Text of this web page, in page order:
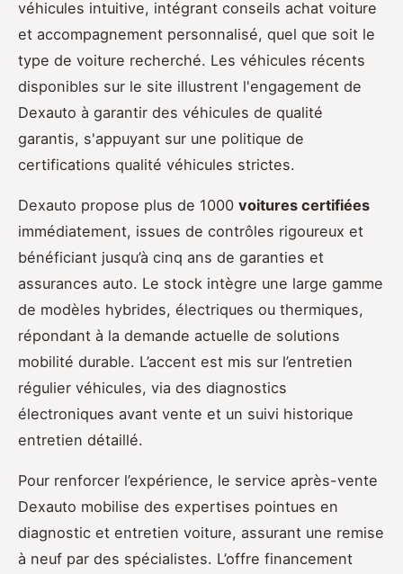
véhicules intuitive, intégrant conseils achat voiture
et accompagnement personnalisé, quel que soit le
type de voiture recherché. Les véhicules récents
disponibles sur le site illustrent l'engagement de
Dexauto à garantir des véhicules de qualité
garantis, s'appuyant sur une politique de
certifications qualité véhicules strictes.
Dexauto propose plus de 1000 voitures certifiées
immédiatement, issues de contrôles rigoureux et
bénéficiant jusqu’à cinq ans de garanties et
assurances auto. Le stock intègre une large gamme
de modèles hybrides, électriques ou thermiques,
répondant à la demande actuelle de solutions
mobilité durable. L’accent est mis sur l’entretien
régulier véhicules, via des diagnostics
électroniques avant vente et un suivi historique
entretien détaillé.
Pour renforcer l’expérience, le service après-vente
Dexauto mobilise des expertises pointues en
diagnostic et entretien voiture, assurant une remise
à neuf par des spécialistes. L’offre financement